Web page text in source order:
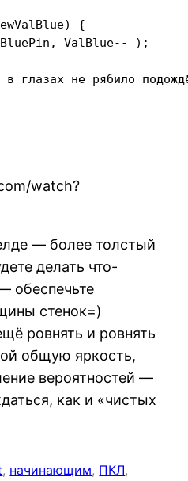
{
ValBlue-- );
в глазах не рябило
watch?
— более толстый
делать что-
обеспечьте
стенок=)
ровнять и ровнять
общую яркость,
вероятностей —
как и «чистых
, начинающим, ПКЛ